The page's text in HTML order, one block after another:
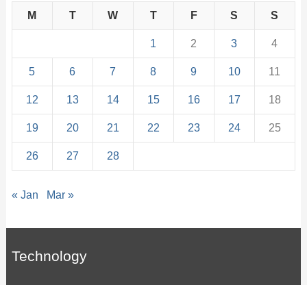
M
T W T F S S
1 2 3 4
5 6 7 8 9 10 11
12 13 14 15 16 17 18
19 20 21 22 23 24 25
26 27 28
« Jan Mar »
Technology